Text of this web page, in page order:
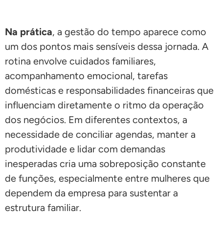
Na prática, a gestão do tempo aparece como
um dos pontos mais sensíveis dessa jornada. A
rotina envolve cuidados familiares,
acompanhamento emocional, tarefas
domésticas e responsabilidades financeiras que
influenciam diretamente o ritmo da operação
dos negócios. Em diferentes contextos, a
necessidade de conciliar agendas, manter a
produtividade e lidar com demandas
inesperadas cria uma sobreposição constante
de funções, especialmente entre mulheres que
dependem da empresa para sustentar a
estrutura familiar.